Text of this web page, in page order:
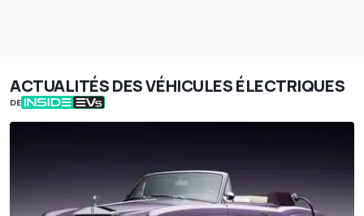
ACTUALITÉS DES VÉHICULES ÉLECTRIQUES
DE